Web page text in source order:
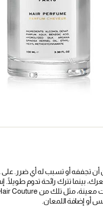
تجففه أو تسبب له أي ضرر. على
بينما تترك رائحة تدوم
أو إضافة اللمعان.